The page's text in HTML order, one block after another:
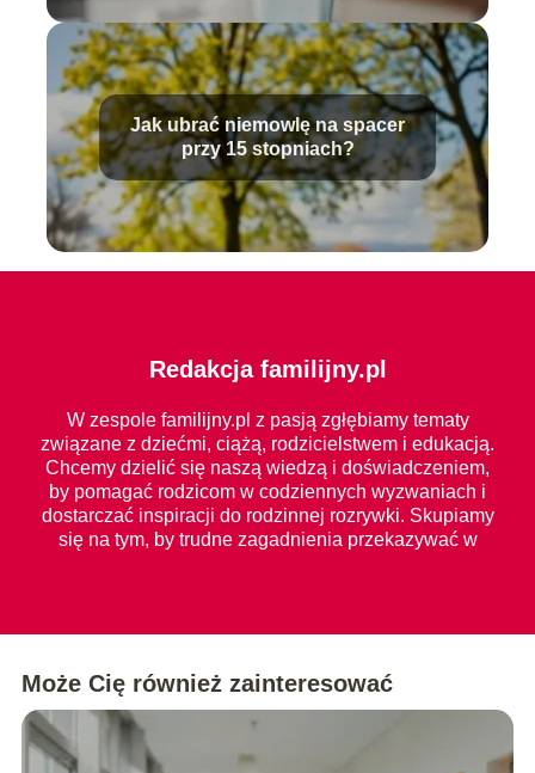
Jak ubrać niemowlę na spacer
przy 15 stopniach?
Redakcja familijny.pl
W zespole familijny.pl z pasją zgłębiamy tematy
związane z dziećmi, ciążą, rodzicielstwem i edukacją.
Chcemy dzielić się naszą wiedzą i doświadczeniem,
by pomagać rodzicom w codziennych wyzwaniach i
dostarczać inspiracji do rodzinnej rozrywki. Skupiamy
się na tym, by trudne zagadnienia przekazywać w
Może Cię również zainteresować